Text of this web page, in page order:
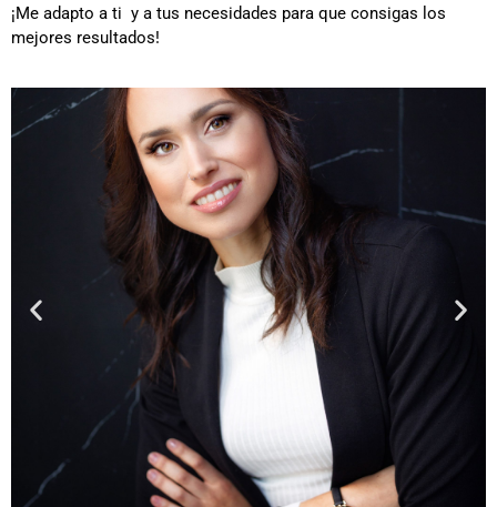
¡Me adapto a ti y a tus necesidades para que consigas los
mejores resultados!